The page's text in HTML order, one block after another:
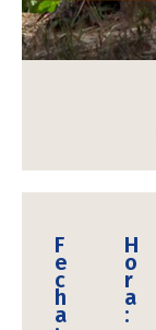
F
e
c
h
a
H
o
r
a
: